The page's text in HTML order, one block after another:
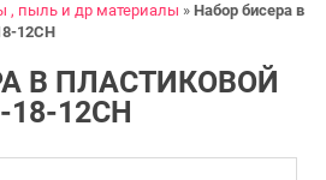
, пыль и др материалы
Набор бисера в
12CH
В ПЛАСТИКОВОЙ
12CH